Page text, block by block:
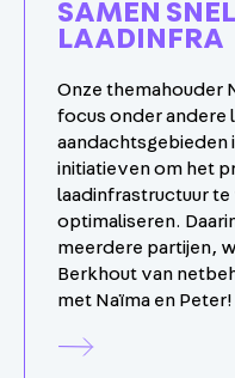
SAMEN
LAADINFRA
Onze themahouder
focus onder andere
aandachtsgebieden
initiatieven om het
laadinfrastructuur te
optimaliseren.
meerdere partijen,
Berkhout van
met Naïma en Peter!